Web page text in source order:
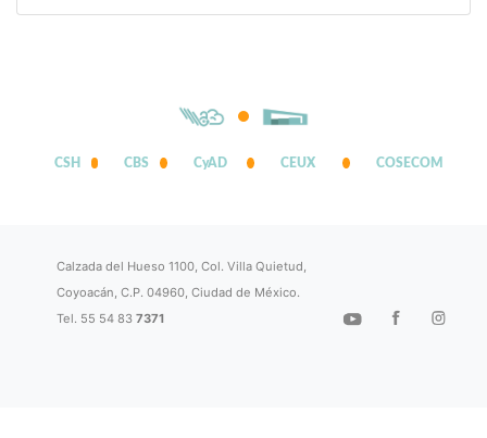
CSH CBS CyAD CEUX COSECOM
Calzada del Hueso 1100, Col. Villa Quietud,
Coyoacán, C.P. 04960, Ciudad de México.
Tel. 55 54 837371